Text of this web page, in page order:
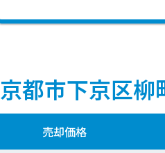
京都市下京区柳
売却価格